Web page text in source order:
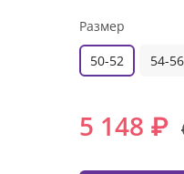
Размер
50-52
54-56
5 148 ₽